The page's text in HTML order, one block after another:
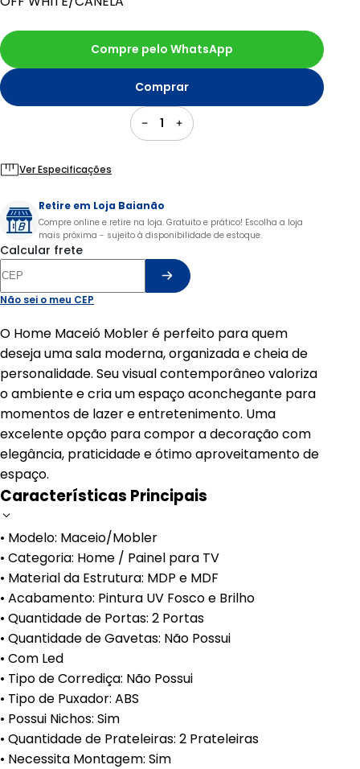
1
Comprar
Compre pelo WhatsApp
Ver Especificações
Retire em Loja Baianão
Compre online e retire na loja. Gratuito e prático! Escolha a loja
mais próxima - sujeito à disponibilidade de estoque.
Calcular frete
Não sei o meu CEP
O Home Maceió Mobler é perfeito para quem
deseja uma sala moderna, organizada e cheia de
personalidade. Seu visual contemporâneo valoriza
o ambiente e cria um espaço aconchegante para
momentos de lazer e entretenimento. Uma
excelente opção para compor a decoração com
elegância, praticidade e ótimo aproveitamento de
espaço.
Características Principais
• Modelo: Maceio/Mobler
• Categoria: Home / Painel para TV
• Material da Estrutura: MDP e MDF
• Acabamento: Pintura UV Fosco e Brilho
• Quantidade de Portas: 2 Portas
• Quantidade de Gavetas: Não Possui
• Com Led
• Tipo de Corrediça: Não Possui
• Tipo de Puxador: ABS
• Possui Nichos: Sim
• Quantidade de Prateleiras: 2 Prateleiras
• Necessita Montagem: Sim